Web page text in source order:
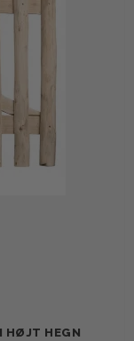
HØJT HEGN